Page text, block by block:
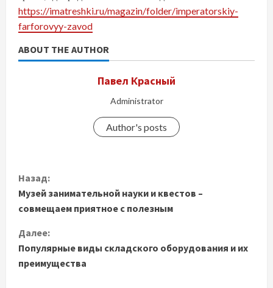
https://imatreshki.ru/magazin/folder/imperatorskiy-
farforovyy-zavod
ABOUT THE AUTHOR
Павел Красный
Administrator
Author's posts
П
р
о
д
о
Назад:
Музей занимательной науки и квестов –
совмещаем приятное с полезным
Далее:
Популярные виды складского оборудования и их
преимущества